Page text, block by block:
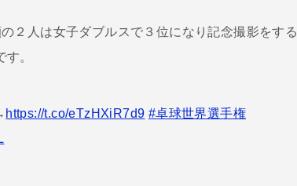
の２人は女子ダブルスで３位になり記念撮影をする
す。
https://t.co/eTzHXiR7d9 #卓球世界選手権